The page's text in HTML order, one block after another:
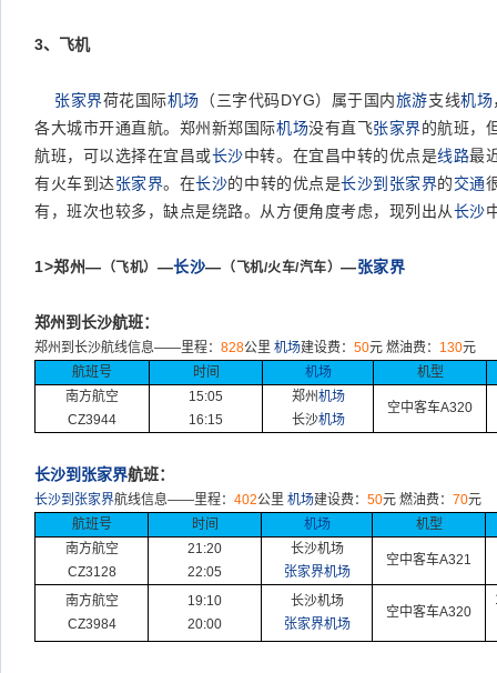
3、飞机
张家界荷花国际机场 （三字代码DYG）属于国内旅游支线机场
各大城市开通直航。郑州新郑国际机场没有直飞张家界的航班，
航班，可以选择在宜昌或长沙中转。在宜昌中转的优点是线路最
有火车到达张家界。在长沙的中转的优点是长沙到张家界的交通
有，班次也较多，缺点是绕路。从方便角度考虑，现列出从长沙
1>郑州— （飞机） —长沙— （飞机/火车/汽车）—张家界
郑州到长沙航班：
郑州到长沙航线信息——里程： 828公里 机场建设费： 50元 燃油费： 130元
航班号
时间 机场
机型
南方航空
CZ3944
15:05
16:15
郑州机场
长沙机场
空中客车A320
长沙到张家界航班：
长沙到张家界航线信息——里程： 402公里 机场建设费： 50元 燃油费： 70元
航班号
时间 机场
机型
南方航空
CZ3128
21:20
22:05
长沙机场
张家界机场
空中客车A321
南方航空
CZ3984
19:10
20:00
长沙机场
张家界机场
空中客车A320